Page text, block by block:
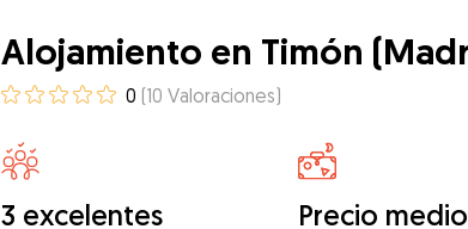
Alojamiento en Timón
0 (10 Valoraciones)
3 excelentes
Precio